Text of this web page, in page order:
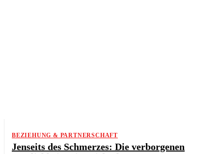
BEZIEHUNG & PARTNERSCHAFT
Jenseits des Schmerzes: Die verborgenen